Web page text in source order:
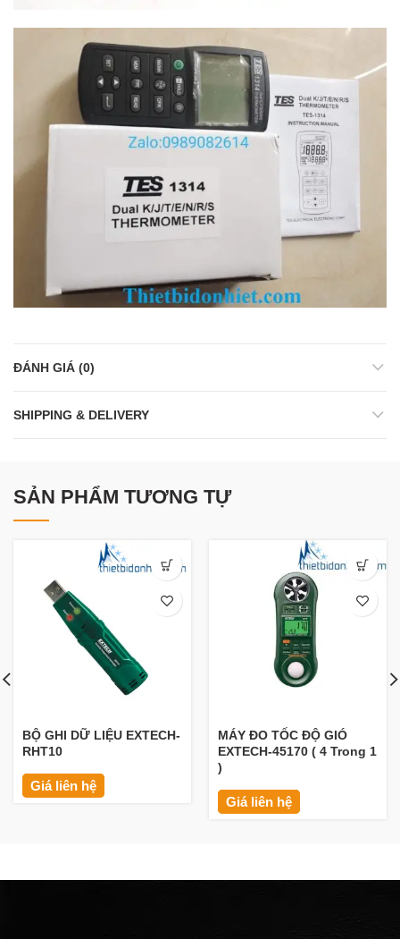
ĐÁNH GIÁ (0)
SHIPPING & DELIVERY
SẢN PHẨM TƯƠNG TỰ
BỘ GHI DỮ LIỆU EXTECH-
RHT10
Giá liên hệ
MÁY ĐO TỐC ĐỘ GIÓ
EXTECH-45170 ( 4 Trong 1
)
Giá liên hệ